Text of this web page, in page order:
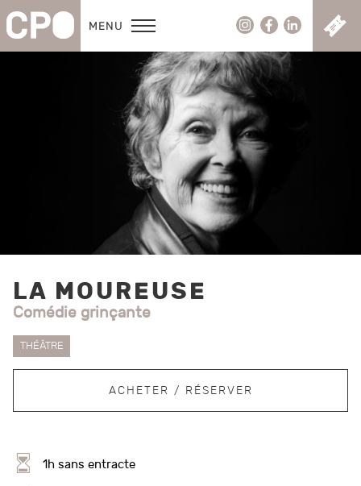
MENU C
LA MOUREUSE
Comédie grinçante
THÉÂTRE
ACHETER / RÉSERVER
1h sans entracte